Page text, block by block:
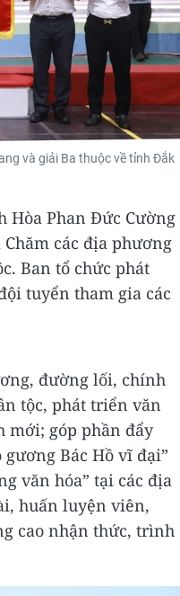
và giải Ba thuộc về tỉnh Đắk
Hòa Phan Đức Cường
các địa phương
Ban tổ chức phát
tuyển tham gia các
đường lối, chính
tộc, phát triển văn
mới; góp phần đẩy
Bác Hồ vĩ đại”
văn hóa” tại các địa
huấn luyện viên,
cao nhận thức, trình